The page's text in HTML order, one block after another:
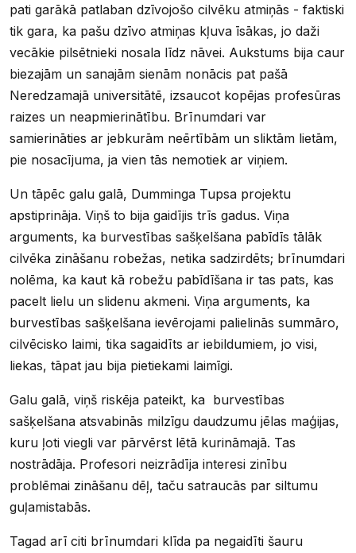
pati garākā patlaban dzīvojošo cilvēku atmiņās - faktiski
tik gara, ka pašu dzīvo atmiņas kļuva īsākas, jo daži
vecākie pilsētnieki nosala līdz nāvei. Aukstums bija caur
biezajām un sanajām sienām nonācis pat pašā
Neredzamajā universitātē, izsaucot kopējas profesūras
raizes un neapmierinātību. Brīnumdari var
samierināties ar jebkurām neērtībām un sliktām lietām,
pie nosacījuma, ja vien tās nemotiek ar viņiem.
Un tāpēc galu galā, Dumminga Tupsa projektu
apstiprināja. Viņš to bija gaidījis trīs gadus. Viņa
arguments, ka burvestības sašķelšana pabīdīs tālāk
cilvēka zināšanu robežas, netika sadzirdēts; brīnumdari
nolēma, ka kaut kā robežu pabīdīšana ir tas pats, kas
pacelt lielu un slidenu akmeni. Viņa arguments, ka
burvestības sašķelšana ievērojami palielinās summāro,
cilvēcisko laimi, tika sagaidīts ar iebildumiem, jo visi,
liekas, tāpat jau bija pietiekami laimīgi.
Galu galā, viņš riskēja pateikt, ka burvestības
sašķelšana atsvabinās milzīgu daudzumu jēlas maģijas,
kuru ļoti viegli var pārvērst lētā kurināmajā. Tas
nostrādāja. Profesori neizrādīja interesi zinību
problēmai zināšanu dēļ, taču satraucās par siltumu
guļamistabās.
Tagad arī citi brīnumdari klīda pa negaidīti šauru